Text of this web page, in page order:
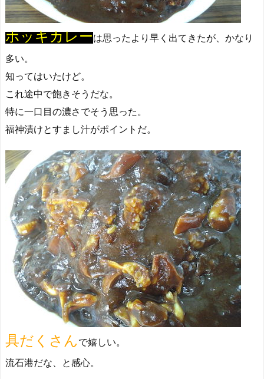
ホッキカレーは思ったより早く出てきたが、かなり
多い。
知ってはいたけど。
これ途中で飽きそうだな。
特に一口目の濃さでそう思った。
福神漬けとすまし汁がポイントだ。
具だくさん で嬉しい。
流石港だな、と感心。